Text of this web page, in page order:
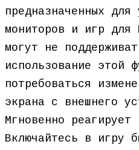
предназначенных для
мониторов и игр
могут не
использование этой
потребоваться
экрана с внешнего
Мгновенно
Включайтесь в игру